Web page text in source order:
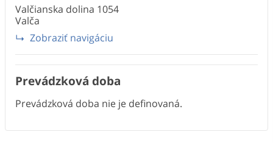
Valčianska dolina 1054
Valča
Zobraziť navigáciu
Prevádzková doba
Prevádzková doba nie je definovaná.